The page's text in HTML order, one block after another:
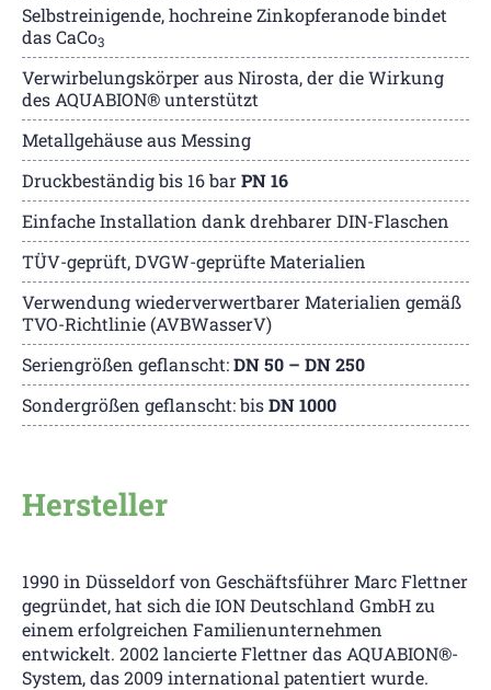
Selbstreinigende, hochreine Zinkopferanode bindet
das CaCo3
Verwirbelungskörper aus Nirosta, der die Wirkung
des AQUABION® unterstützt
Metallgehäuse aus Messing
Druckbeständig bis 16 barPN 16
Einfache Installation dank drehbarer DIN-Flaschen
TÜV-geprüft, DVGW-geprüfte Materialien
Verwendung wiederverwertbarer Materialien gemäß
TVO-Richtlinie (AVBWasserV)
Seriengrößen geflanscht:DN 50 – DN 250
Sondergrößen geflanscht: bisDN 1000
Hersteller
1990 in Düsseldorf von Geschäftsführer Marc Flettner
gegründet, hat sich die ION Deutschland GmbH zu
einem erfolgreichen Familienunternehmen
entwickelt. 2002 lancierte Flettner das AQUABION®-
System, das 2009 international patentiert wurde.